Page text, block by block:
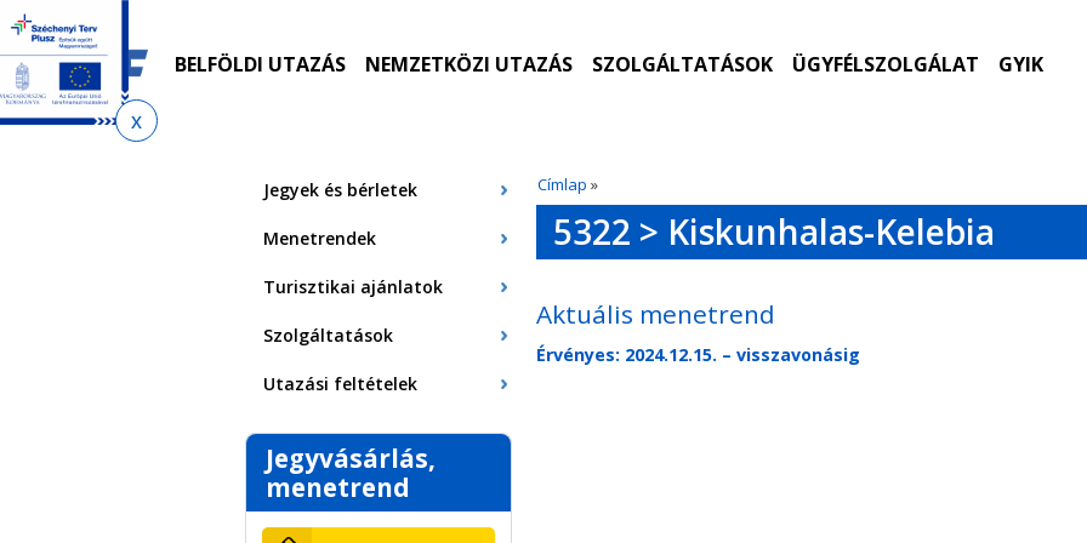
Ugrás
menetrendkeresőhöz
Ugrás
az
almenühöz
Ugrás
tartalomra
Ugrás
az
oldaltérképre
BELFÖLDI UTAZÁS NEMZETKÖZI UTAZÁS SZOLGÁLTATÁSOK ÜGYFÉLSZOLGÁLAT GYIK
Címlap »
Jegyek és bérletek
Menetrendek
Turisztikai ajánlatok
Szolgáltatások
Utazási feltételek
Jegyvásárlás,
menetrend
5322 > Kiskunhalas-Kelebia
Aktuális menetrend
Érvényes: 2024.12.15. – visszavonásig